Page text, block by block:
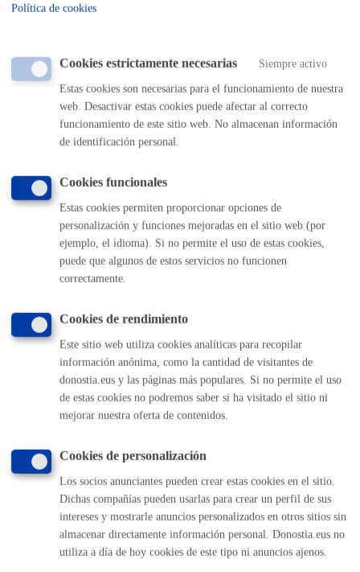
Autorización para ocupar la vía pública con vehículo o accesos
puntuales
ONLINE
MÁQUINA
Volver al índice Volver atrás
Sebastián
010(gratuito desde Donostia / San Sebastián)
(+34) 943 481 000
Buzón de la ciudadanía
Informar de un error en la web
Enlaces útiles
Ofertas de empleo
Perfil del contratante
Sede electrónica
Mapas - GeoDonostia
Sala de prensa
Política de cookies
Cookies estrictamente necesarias Siempre activo
Estas cookies son necesarias para el funcionamiento de nuestra
web. Desactivar estas cookies puede afectar al correcto
funcionamiento de este sitio web. No almacenan información
de identificación personal.
Cookies funcionales
Estas cookies permiten proporcionar opciones de
personalización y funciones mejoradas en el sitio web (por
ejemplo, el idioma). Si no permite el uso de estas cookies,
puede que algunos de estos servicios no funcionen
correctamente.
Cookies de rendimiento
Este sitio web utiliza cookies analíticas para recopilar
información anónima, como la cantidad de visitantes de
donostia.eus y las páginas más populares. Si no permite el uso
de estas cookies no podremos saber si ha visitado el sitio ni
mejorar nuestra oferta de contenidos.
Cookies de personalización
Los socios anunciantes pueden crear estas cookies en el sitio.
Dichas compañías pueden usarlas para crear un perfil de sus
intereses y mostrarle anuncios personalizados en otros sitios sin
almacenar directamente información personal. Donostia.eus no
utiliza a día de hoy cookies de este tipo ni anuncios ajenos.